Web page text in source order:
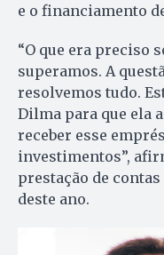
e o financiamento
“O que era preciso
superamos. A
resolvemos tudo.
Dilma para que ela
receber esse
investimentos”,
prestação de
deste ano.